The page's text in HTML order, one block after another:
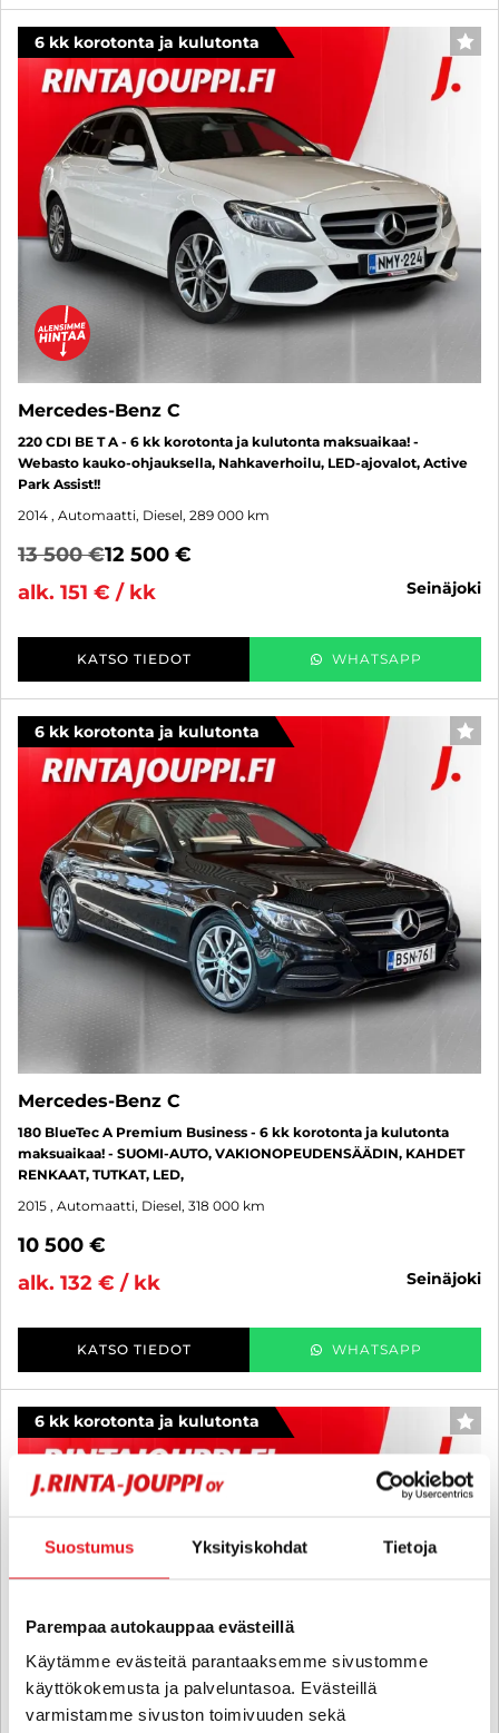
Suostumus Yksityiskohdat Tietoja
Parempaa autokauppaa evästeillä
Käytämme evästeitä parantaaksemme sivustomme
käyttökokemusta ja palveluntasoa. Evästeillä
varmistamme sivuston toimivuuden sekä
6 kk korotonta ja kulutonta
Mercedes-Benz C
220 CDI BE T A - 6 kk korotonta ja kulutonta maksuaikaa! -
Webasto kauko-ohjauksella, Nahkaverhoilu, LED-ajovalot, Active
Park Assist!!
2014 , Automaatti, Diesel, 289 000 km
13 500 €12 500 €
alk. 151 € / kk
seinäjoki
KATSO TIEDOT WHATSAPP
6 kk korotonta ja kulutonta
Mercedes-Benz C
180 BlueTec A Premium Business - 6 kk korotonta ja kulutonta
maksuaikaa! - SUOMI-AUTO, VAKIONOPEUDENSÄÄDIN, KAHDET
RENKAAT, TUTKAT, LED,
2015 , Automaatti, Diesel, 318 000 km
10 500 €
alk. 132 € / kk
seinäjoki
KATSO TIEDOT WHATSAPP
6 kk korotonta ja kulutonta